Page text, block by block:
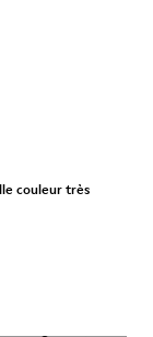
couleur très